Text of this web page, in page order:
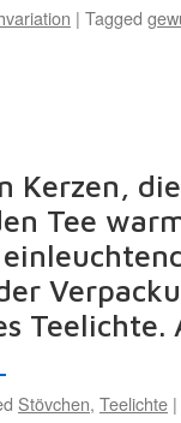
| Tagged
Kerzen,
Tee
Teelichte.
Stövchen, Teelichte |